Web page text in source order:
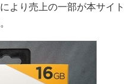
より売上の一部が本サイト